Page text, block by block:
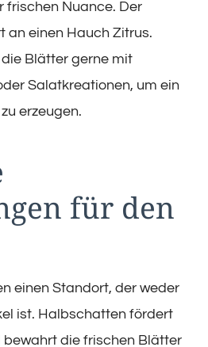
frischen Nuance. Der
an einen Hauch Zitrus.
Blätter gerne mit
Salatkreationen, um ein
erzeugen.
für den
einen Standort, der weder
ist. Halbschatten fördert
die frischen Blätter